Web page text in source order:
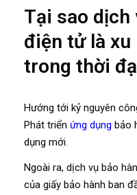
Tại sao dịch
điện tử là
trong thời
Hướng tới kỷ nguyên
Phát triển ứng dụng bảo
dụng mới.
Ngoài ra, dịch vụ bảo
của giấy bảo hành ban